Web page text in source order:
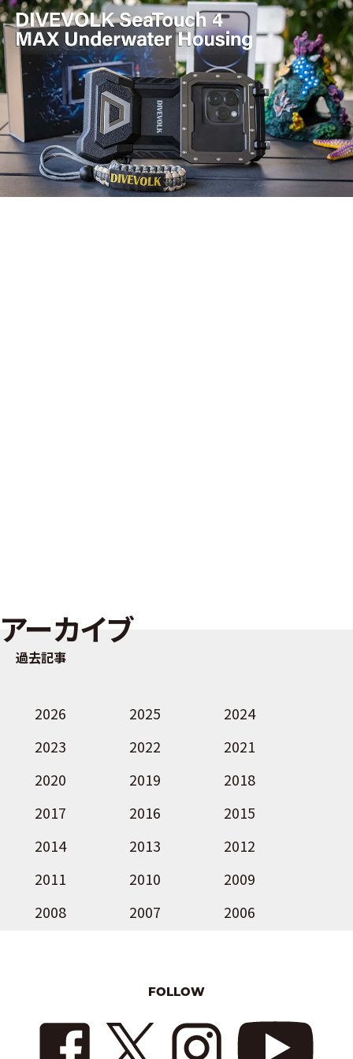
アーカイブ
過去記事
2026 2025
2024
2023
2022
2021
2020
2019
2018
2017
2016
2015
2014
2013
2012
2011
2010
2009
2008
2007 2006
FOLLOW